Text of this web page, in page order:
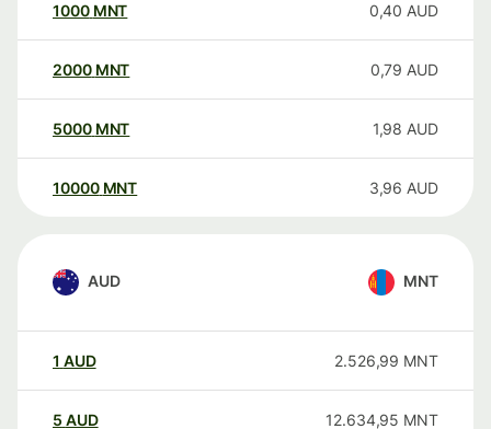
1000 MNT 0,40 AUD
2000 MNT 0,79 AUD
5000 MNT 1,98 AUD
10000 MNT 3,96 AUD
AUD MNT
1 AUD 2.526,99 MNT
5 AUD 12.634,95 MNT